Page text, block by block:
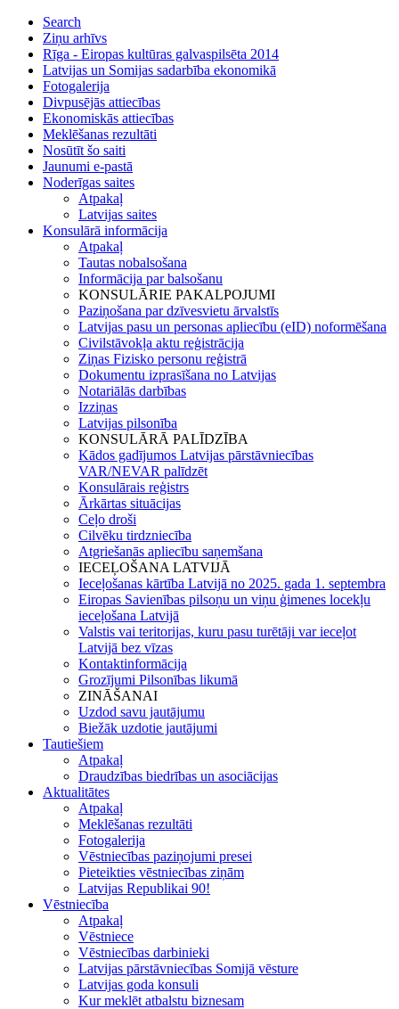
Search
Ziņu arhīvs
Rīga - Eiropas kultūras galvaspilsēta 2014
Latvijas un Somijas sadarbība ekonomikā
Fotogalerija
Divpusējās attiecības
Ekonomiskās attiecības
Meklēšanas rezultāti
Nosūtīt šo saiti
Jaunumi e-pastā
Noderīgas saites
Atpakaļ
Latvijas saites
Konsulārā informācija
Atpakaļ
Tautas nobalsošana
Informācija par balsošanu
KONSULĀRIE PAKALPOJUMI
Paziņošana par dzīvesvietu ārvalstīs
Latvijas pasu un personas apliecību (eID) noformēšana
Civilstāvokļa aktu reģistrācija
Ziņas Fizisko personu reģistrā
Dokumentu izprasīšana no Latvijas
Notariālās darbības
Izziņas
Latvijas pilsonība
KONSULĀRĀ PALĪDZĪBA
Kādos gadījumos Latvijas pārstāvniecības
VAR/NEVAR palīdzēt
Konsulārais reģistrs
Ārkārtas situācijas
Ceļo droši
Cilvēku tirdzniecība
Atgriešanās apliecību saņemšana
IECEĻOŠANA LATVIJĀ
Ieceļošanas kārtība Latvijā no 2025. gada 1. septembra
Eiropas Savienības pilsoņu un viņu ģimenes locekļu
ieceļošana Latvijā
Valstis vai teritorijas, kuru pasu turētāji var ieceļot
Latvijā bez vīzas
Kontaktinformācija
Grozījumi Pilsonības likumā
ZINĀŠANAI
Uzdod savu jautājumu
Biežāk uzdotie jautājumi
Tautiešiem
Atpakaļ
Draudzības biedrības un asociācijas
Aktualitātes
Atpakaļ
Meklēšanas rezultāti
Fotogalerija
Vēstniecības paziņojumi presei
Pieteikties vēstniecības ziņām
Latvijas Republikai 90!
Vēstniecība
Atpakaļ
Vēstniece
Vēstniecības darbinieki
Latvijas pārstāvniecības Somijā vēsture
Latvijas goda konsuli
Kur meklēt atbalstu biznesam